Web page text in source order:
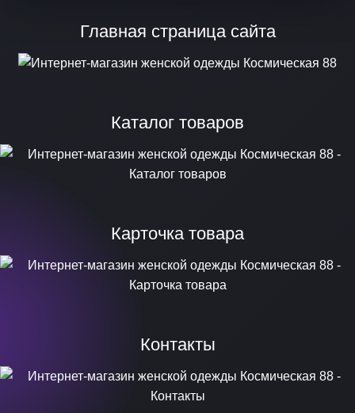
Главная страница сайта
Каталог товаров
Карточка товара
Контакты